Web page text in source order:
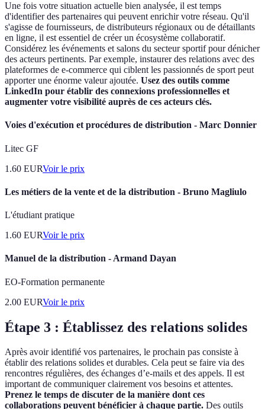
Une fois votre situation actuelle bien analysée, il est temps
d'identifier des partenaires qui peuvent enrichir votre réseau. Qu'il
s'agisse de fournisseurs, de distributeurs régionaux ou de détaillants
en ligne, il est essentiel de créer un écosystème collaboratif.
Considérez les événements et salons du secteur sportif pour dénicher
des acteurs pertinents. Par exemple, instaurer des relations avec des
plateformes de e-commerce qui ciblent les passionnés de sport peut
apporter une énorme valeur ajoutée. Usez des outils comme
LinkedIn pour établir des connexions professionnelles et
augmenter votre visibilité auprès de ces acteurs clés.
Voies d'exécution et procédures de distribution - Marc Donnier
Litec GF
1.60 EURVoir le prix
Les métiers de la vente et de la distribution - Bruno Magliulo
L'étudiant pratique
1.60 EURVoir le prix
Manuel de la distribution - Armand Dayan
EO-Formation permanente
2.00 EURVoir le prix
Étape 3 : Établissez des relations solides
Après avoir identifié vos partenaires, le prochain pas consiste à
établir des relations solides et durables. Cela peut se faire via des
rencontres régulières, des échanges d’e-mails et des appels. Il est
important de communiquer clairement vos besoins et attentes.
Prenez le temps de discuter de la manière dont ces
collaborations peuvent bénéficier à chaque partie. Des outils